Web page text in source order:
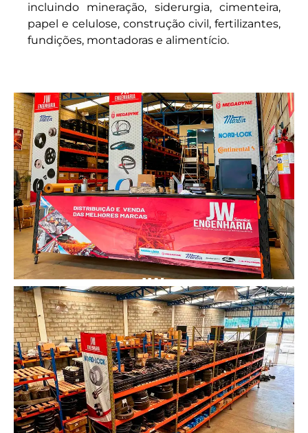
incluindo mineração, siderurgia, cimenteira,
papel e celulose, construção civil, fertilizantes,
fundições, montadoras e alimentício.